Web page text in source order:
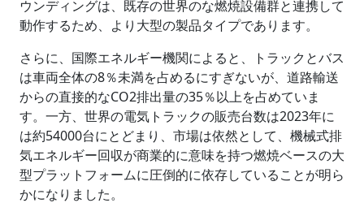
ウンディングは、既存の世界のな燃焼設備群と連携して
動作するため、より大型の製品タイプであります。
さらに、国際エネルギー機関によると、トラックとバス
は車両全体の8％未満を占めるにすぎないが、道路輸送
からの直接的なCO2排出量の35％以上を占めていま
す。一方、世界の電気トラックの販売台数は2023年に
は約54000台にとどまり、市場は依然として、機械式排
気エネルギー回収が商業的に意味を持つ燃焼ベースの大
型プラットフォームに圧倒的に依存していることが明ら
かになりました。